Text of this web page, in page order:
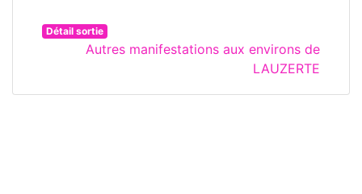
Détail sortie
Autres manifestations aux environs de
LAUZERTE